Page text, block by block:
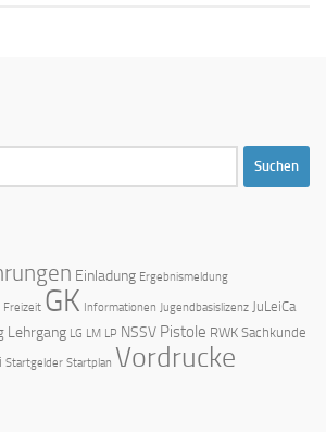
Einladung Ergebnismeldung
Freizeit GK Informationen Jugendbasislizenz JuLeiCa
Lehrgang LG LM LP NSSV Pistole RWK Sachkunde
Startgelder Startplan Vordrucke